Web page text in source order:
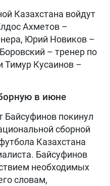
Казахстана войдут
Ахметов –
Юрий Новиков –
– тренер по
Тимур Кусаинов –
в июне
Байсуфинов покинул
сборной
Казахстана
Байсуфинов
необходимых
словам,